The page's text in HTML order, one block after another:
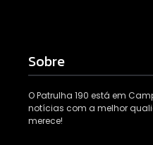
Sobre
O Patrulha 190 está em
notícias com a melhor
merece!